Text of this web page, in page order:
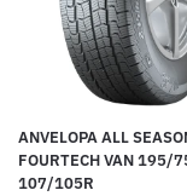
ANVELOPA ALL
FOURTECH VAN 195/
107/105R